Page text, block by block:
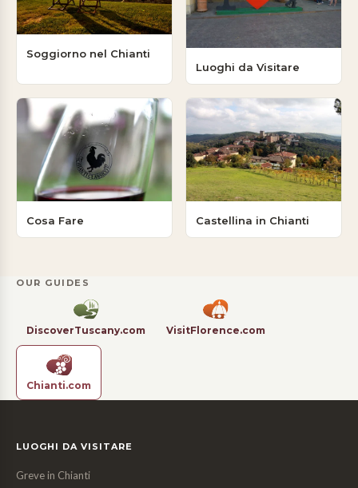
Soggiorno nel Chianti
Luoghi da Visitare
Cosa Fare Castellina in Chianti
OUR GUIDES
DiscoverTuscany.com VisitFlorence.com
Chianti.com
LUOGHI DA VISITARE
Greve in Chianti